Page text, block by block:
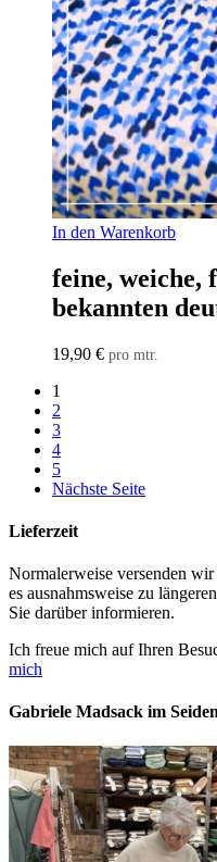
In den Warenkorb
feine, weiche,
bekannten
19,90 € pro mtr.
1
2
3
4
5
Nächste Seite
Lieferzeit
Normalerweise versenden
es ausnahmsweise zu
Sie darüber informieren.
Ich freue mich auf Ihren
mich
Gabriele Madsack im